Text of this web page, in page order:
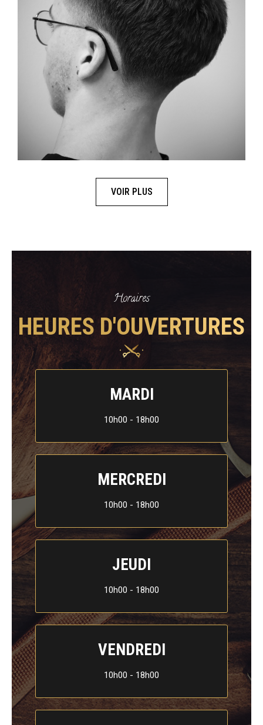
VOIR PLUS
Horaires
HEURES D'OUVERTURES
MARDI
10h00 - 18h00
MERCREDI
10h00 - 18h00
JEUDI
10h00 - 18h00
VENDREDI
10h00 - 18h00